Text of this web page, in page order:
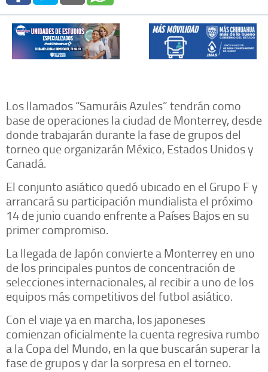
Los llamados “Samuráis Azules” tendrán como
base de operaciones la ciudad de Monterrey, desde
donde trabajarán durante la fase de grupos del
torneo que organizarán México, Estados Unidos y
Canadá.
El conjunto asiático quedó ubicado en el Grupo F y
arrancará su participación mundialista el próximo
14 de junio cuando enfrente a Países Bajos en su
primer compromiso.
La llegada de Japón convierte a Monterrey en uno
de los principales puntos de concentración de
selecciones internacionales, al recibir a uno de los
equipos más competitivos del futbol asiático.
Con el viaje ya en marcha, los japoneses
comienzan oficialmente la cuenta regresiva rumbo
a la Copa del Mundo, en la que buscarán superar la
fase de grupos y dar la sorpresa en el torneo.